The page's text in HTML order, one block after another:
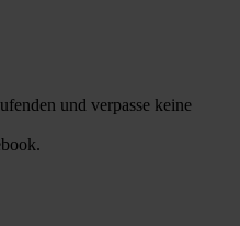
und verpasse keine